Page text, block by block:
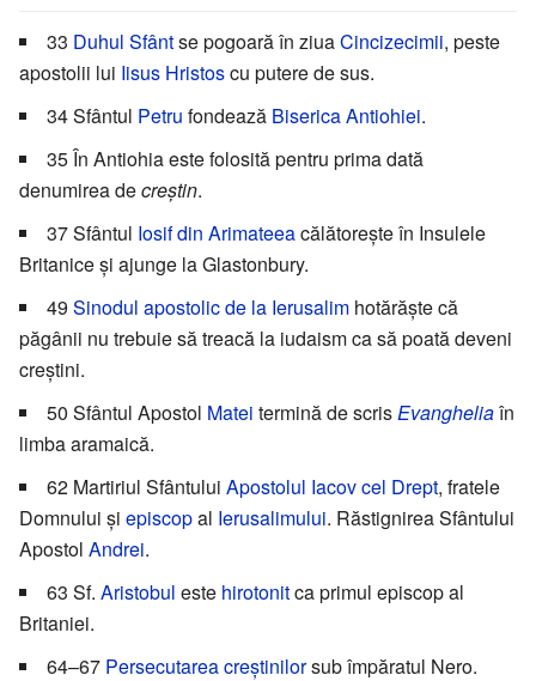
33 Duhul Sfântse pogoară în ziuaCincizecimii, peste
apostolii lui Iisus Hristoscu putere de sus.
34 Sfântul Petru fondează Biserica Antiohiei.
35 În Antiohia este folosită pentru prima dată
denumirea decreștin.
37 Sfântul Iosif din Arimateeacălătorește în Insulele
Britanice și ajunge la Glastonbury.
49 Sinodul apostolic de la Ierusalim hotărăște că
păgânii nu trebuie să treacă la iudaism ca să poată deveni
creștini.
50 Sfântul Apostol Matei termină de scris Evangheliaîn
limba aramaică.
62 Martiriul Sfântului Apostolul Iacov cel Drept, fratele
Domnului și episcopal Ierusalimului. Răstignirea Sfântului
Apostol Andrei.
63 Sf. Aristobul este hirotonitca primul episcop al
Britaniei.
64–67 Persecutarea creștinilorsub împăratul Nero.